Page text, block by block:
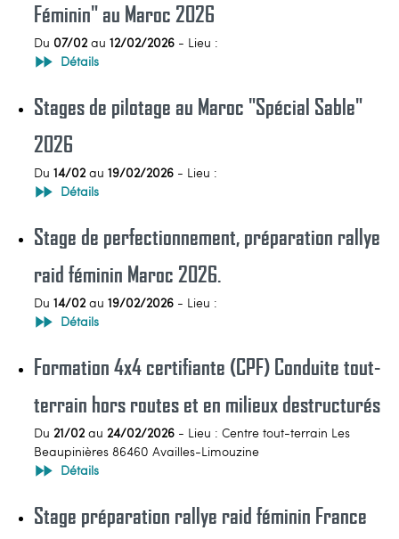
Féminin" au Maroc 2026
Du 07/02 au 12/02/2026 - Lieu :
Détails
Stages de pilotage au Maroc "Spécial Sable"
2026
Du 14/02 au 19/02/2026 - Lieu :
Détails
Stage de perfectionnement, préparation rallye
raid féminin Maroc 2026.
Du 14/02 au 19/02/2026 - Lieu :
Détails
Formation 4x4 certifiante (CPF) Conduite tout-
terrain hors routes et en milieux destructurés
Du 21/02 au 24/02/2026 - Lieu : Centre tout-terrain Les
Beaupinières 86460 Availles-Limouzine
Détails
Stage préparation rallye raid féminin France